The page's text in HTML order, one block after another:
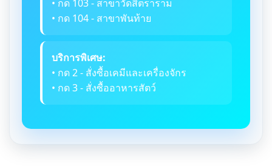
• กด 103 - สาขาวัดสิตราราม
• กด 104 - สาขาพันท้าย
บริการพิเศษ:
• กด 2 - สั่งซื้อเคมีและเครื่องจักร
• กด 3 - สั่งซื้ออาหารสัตว์